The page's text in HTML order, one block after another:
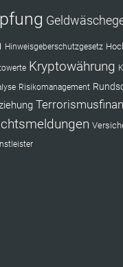
Hinweisgeberschutzgesetz
Kryptowährung
Risikomanagement